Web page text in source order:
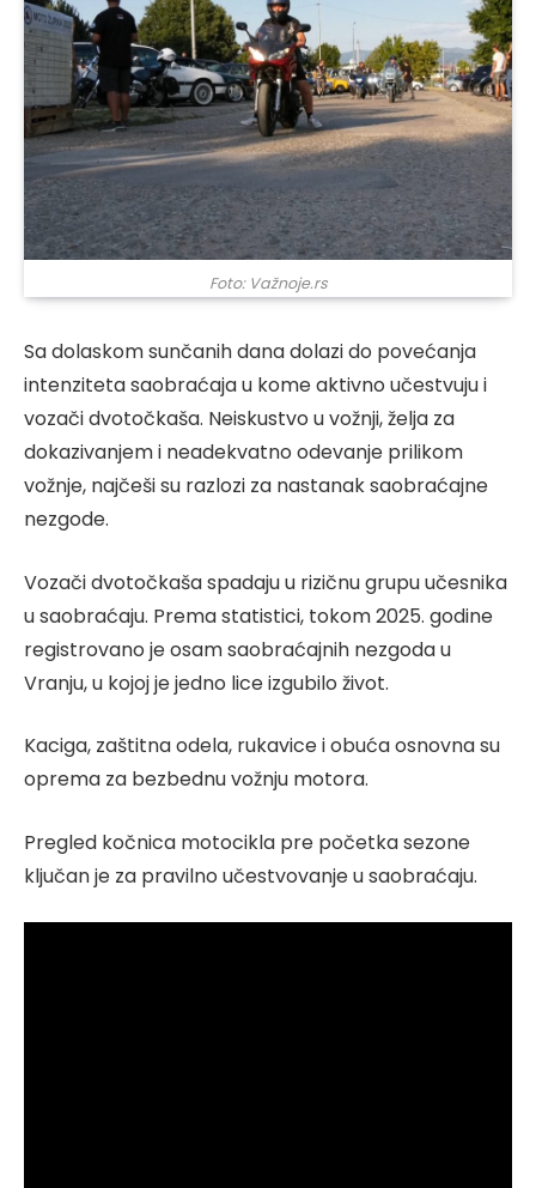
Foto: Važnoje.rs
Sa dolaskom sunčanih dana dolazi do povećanja
intenziteta saobraćaja u kome aktivno učestvuju i
vozači dvotočkaša. Neiskustvo u vožnji, želja za
dokazivanjem i neadekvatno odevanje prilikom
vožnje, najčeši su razlozi za nastanak saobraćajne
nezgode.
Vozači dvotočkaša spadaju u rizičnu grupu učesnika
u saobraćaju. Prema statistici, tokom 2025. godine
registrovano je osam saobraćajnih nezgoda u
Vranju, u kojoj je jedno lice izgubilo život.
Kaciga, zaštitna odela, rukavice i obuća osnovna su
oprema za bezbednu vožnju motora.
Pregled kočnica motocikla pre početka sezone
ključan je za pravilno učestvovanje u saobraćaju.